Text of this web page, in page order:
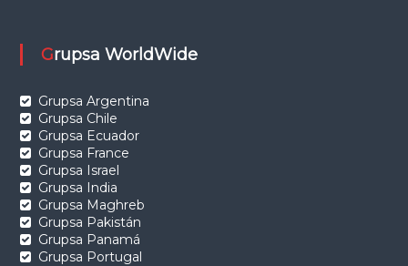
Grupsa WorldWide
Grupsa Argentina
Grupsa Chile
Grupsa Ecuador
Grupsa France
Grupsa Israel
Grupsa India
Grupsa Maghreb
Grupsa Pakistán
Grupsa Panamá
Grupsa Portugal